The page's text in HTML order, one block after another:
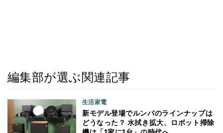
編集部が選ぶ関連記事
生活家電
新モデル登場でルンバのラインナップは
どうなった？ 水拭き拡大、ロボット掃除